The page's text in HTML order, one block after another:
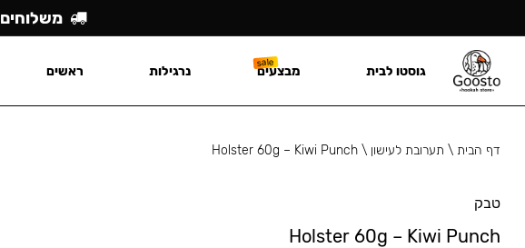
דף הבית\ תערובת לעישון \
Holster 60g – Kiwi Punch
טבק
Holster 60g – Kiwi Punch
משלוחים
גוסטו לבית מבצעים נרגילות ראשים